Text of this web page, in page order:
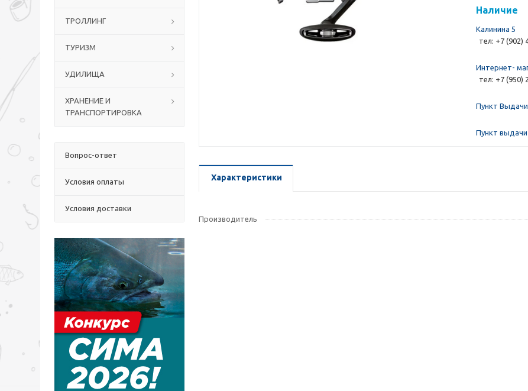
ТРОЛЛИНГ
ТУРИЗМ
УДИЛИЩА
ХРАНЕНИЕ И
ТРАНСПОРТИРОВКА
Вопрос-ответ
Условия оплаты
Условия доставки
Наличие
Калинина 5
тел: +7 (902)
Интернет-
тел: +7 (950)
Пункт Выдачи
Пункт выдачи
Характеристики
Производитель